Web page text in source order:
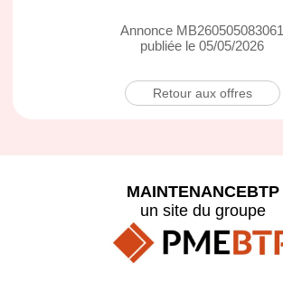
Annonce MB260505083061
publiée le 05/05/2026
Retour aux offres
MAINTENANCEBTP
un site du groupe